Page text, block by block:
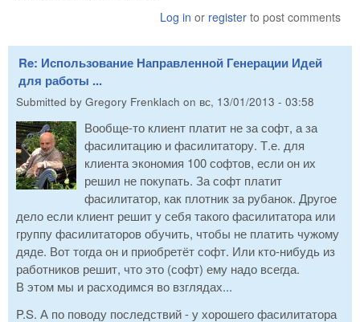
Log in or register to post comments
Re: Использование Направленной Генерации Идей
для работы ...
Submitted by Gregory Frenklach on вс, 13/01/2013 - 03:58
Вообще-то клиент платит не за софт, а за
фасилитацию и фасилитатору. Т.е. для
клиента экономия 100 софтов, если он их
решил не покупать. За софт платит
фасилитатор, как плотник за рубанок. Другое
дело если клиент решит у себя такого фасилитатора или
группу фасилитаторов обучить, чтобы не платить чужому
дяде. Вот тогда он и приобретёт софт. Или кто-нибудь из
работников решит, что это (софт) ему надо всегда.
В этом мы и расходимся во взглядах...
P.S. А по поводу последствий - у хорошего фасилитатора